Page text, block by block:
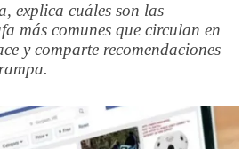
explica cuáles son las
más comunes que circulan en
y comparte recomendaciones